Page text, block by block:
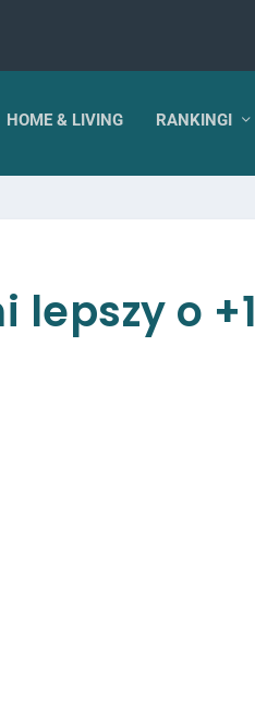
HOME & LIVING RANKINGI
lepszy o +1